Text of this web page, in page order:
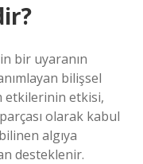
bir uyaranın
bilişsel
etkilerinin etkisi,
olarak kabul
algıya
desteklenir.